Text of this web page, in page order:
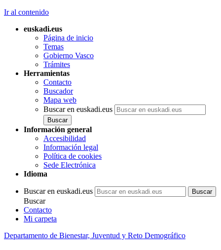
Ir al contenido
euskadi.eus
Página de inicio
Temas
Gobierno Vasco
Trámites
Herramientas
Contacto
Buscador
Mapa web
Buscar en euskadi.eus
Información general
Accesibilidad
Información legal
Política de cookies
Sede Electrónica
Idioma
Buscar en euskadi.eus
Buscar
Contacto
Mi carpeta
Departamento de Bienestar, Juventud y Reto Demográfico